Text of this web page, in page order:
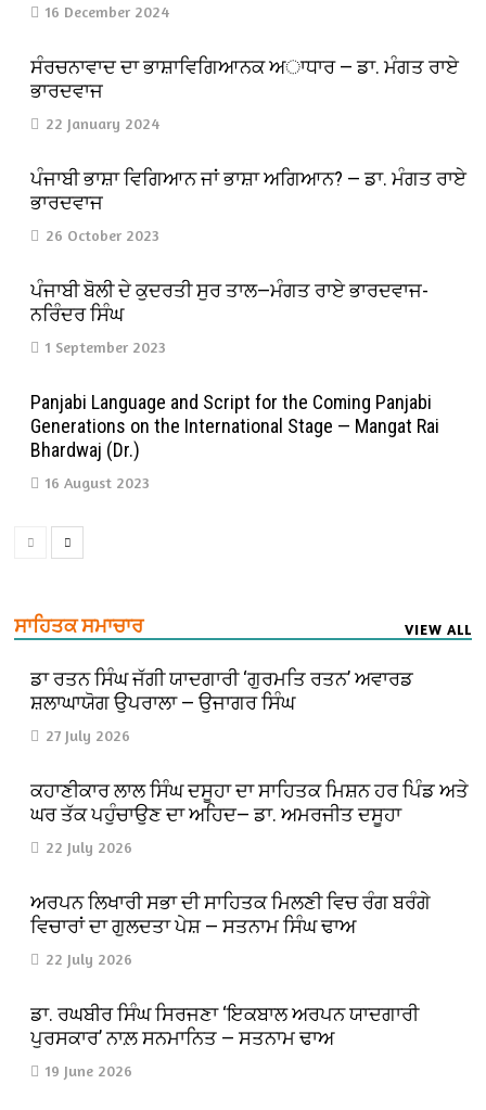
16 December 2024
ਸੰਰਚਨਾਵਾਦ ਦਾ ਭਾਸ਼ਾਵਿਗਿਆਨਕ ਅਾਧਾਰ — ਡਾ. ਮੰਗਤ ਰਾਏ
ਭਾਰਦਵਾਜ
22 January 2024
ਪੰਜਾਬੀ ਭਾਸ਼ਾ ਵਿਗਿਆਨ ਜਾਂ ਭਾਸ਼ਾ ਅਗਿਆਨ? — ਡਾ. ਮੰਗਤ ਰਾਏ
ਭਾਰਦਵਾਜ
26 October 2023
ਪੰਜਾਬੀ ਬੋਲੀ ਦੇ ਕੁਦਰਤੀ ਸੁਰ ਤਾਲ—ਮੰਗਤ ਰਾਏ ਭਾਰਦਵਾਜ-
ਨਰਿੰਦਰ ਸਿੰਘ
1 September 2023
Panjabi Language and Script for the Coming Panjabi
Generations on the International Stage — Mangat Rai
Bhardwaj (Dr.)
16 August 2023
ਸਾਹਿਤਕ ਸਮਾਚਾਰ VIEW ALL
ਡਾ ਰਤਨ ਸਿੰਘ ਜੱਗੀ ਯਾਦਗਾਰੀ ‘ਗੁਰਮਤਿ ਰਤਨ’ ਅਵਾਰਡ
ਸ਼ਲਾਘਾਯੋਗ ਉਪਰਾਲਾ — ਉਜਾਗਰ ਸਿੰਘ
27 July 2026
ਕਹਾਣੀਕਾਰ ਲਾਲ ਸਿੰਘ ਦਸੂਹਾ ਦਾ ਸਾਹਿਤਕ ਮਿਸ਼ਨ ਹਰ ਪਿੰਡ ਅਤੇ
ਘਰ ਤੱਕ ਪਹੁੰਚਾਉਣ ਦਾ ਅਹਿਦ— ਡਾ. ਅਮਰਜੀਤ ਦਸੂਹਾ
22 July 2026
ਅਰਪਨ ਲਿਖਾਰੀ ਸਭਾ ਦੀ ਸਾਹਿਤਕ ਮਿਲਣੀ ਵਿਚ ਰੰਗ ਬਰੰਗੇ
ਵਿਚਾਰਾਂ ਦਾ ਗੁਲਦਤਾ ਪੇਸ਼ — ਸਤਨਾਮ ਸਿੰਘ ਢਾਅ
22 July 2026
ਡਾ. ਰਘਬੀਰ ਸਿੰਘ ਸਿਰਜਣਾ ‘ਇਕਬਾਲ ਅਰਪਨ ਯਾਦਗਾਰੀ
ਪੁਰਸਕਾਰ’ ਨਾਲ਼ ਸਨਮਾਨਿਤ — ਸਤਨਾਮ ਢਾਅ
19 June 2026